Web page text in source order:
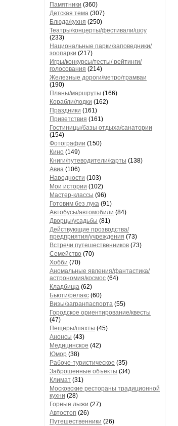
Памятники (360)
Детская тема (307)
Блюда/кухня (250)
Театры/концерты/фестивали/шоу
(233)
Национальные парки/заповедники/
зоопарки (217)
Игры/конкурсы/тесты/ рейтинги/
голосования (214)
Железные дороги/метро/трамваи
(190)
Планы/маршруты (166)
Корабли/лодки (162)
Праздники (161)
Приветствия (161)
Гостиницы/базы отдыха/санатории
(154)
Фотографии (150)
Кино (149)
Книги/путеводители/карты (138)
Авиа (106)
Народности (103)
Мои истории (102)
Мастер-классы (96)
Готовим без лука (91)
Автобусы/автомобили (84)
Дворцы/усадьбы (81)
Действующие прозводства/
предприятия/учреждения (73)
Встречи путешественников (73)
Семейство (70)
Хобби (70)
Аномальные явления/фантастика/
астрономия/космос (64)
Кладбища (62)
Бьюти/релакс (60)
Визы/загранпаспорта (55)
Городское ориентирование/квесты
(47)
Пещеры/шахты (45)
Анонсы (43)
Медицинское (42)
Юмор (38)
Рабоче-туристическое (35)
Заброшенные объекты (34)
Климат (31)
Московские рестораны традиционной
кухни (28)
Горные лыжи (27)
Автостоп (26)
Путешественники (26)